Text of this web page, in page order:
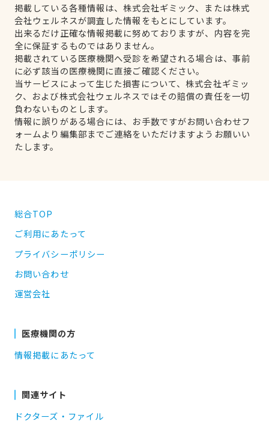
掲載している各種情報は、株式会社ギミック、または株式
会社ウェルネスが調査した情報をもとにしています。
出来るだけ正確な情報掲載に努めておりますが、内容を完
全に保証するものではありません。
掲載されている医療機関へ受診を希望される場合は、事前
に必ず該当の医療機関に直接ご確認ください。
当サービスによって生じた損害について、株式会社ギミッ
ク、および株式会社ウェルネスではその賠償の責任を一切
負わないものとします。
情報に誤りがある場合には、お手数ですがお問い合わせフ
ォームより編集部までご連絡をいただけますようお願いい
たします。
総合TOP
ご利用にあたって
プライバシーポリシー
お問い合わせ
運営会社
医療機関の方
情報掲載にあたって
関連サイト
ドクターズ・ファイル